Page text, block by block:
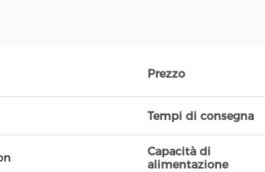
Prezzo
Tempi di consegna
Capacità di
alimentazione